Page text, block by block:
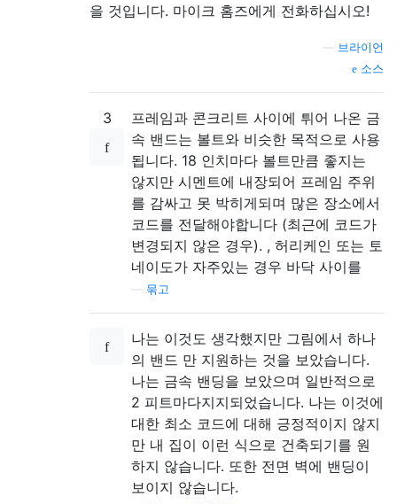
을 것입니다. 마이크 홈즈에게 전화하십시오!
브라이언
소스
3
프레임과 콘크리트 사이에 튀어 나온 금
속 밴드는 볼트와 비슷한 목적으로 사용
됩니다. 18 인치마다 볼트만큼 좋지는
않지만 시멘트에 내장되어 프레임 주위
를 감싸고 못 박히게되며 많은 장소에서
코드를 전달해야합니다 (최근에 코드가
변경되지 않은 경우). , 허리케인 또는 토
네이도가 자주있는 경우 바닥 사이를
묶고
나는 이것도 생각했지만 그림에서 하나
의 밴드 만 지원하는 것을 보았습니다.
나는 금속 밴딩을 보았으며 일반적으로
2 피트마다지지되었습니다. 나는 이것에
대한 최소 코드에 대해 긍정적이지 않지
만 내 집이 이런 식으로 건축되기를 원
하지 않습니다. 또한 전면 벽에 밴딩이
보이지 않습니다.